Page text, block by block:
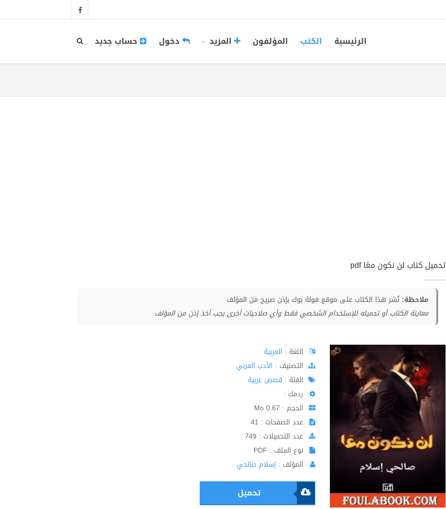
الرئيسية الكتب المؤلفون المزيد دخول حساب جديد
تحميل كتاب لن نكون معًا pdf
ملاحظة: نُشر هذا الكتاب على موقع فولة بوك بإذن صريح من المؤلف
معاينة الكتاب أو تحميله للإستخدام الشخصي فقط وأي صلاحيات أخرى يجب أخذ إذن من المؤلف
اللغة : العربية
اﻟﺘﺼﻨﻴﻒ : الأدب العربي
الفئة : قصص عربية
ردمك :
الحجم : 0.67 Mo
عدد الصفحات : 41
عدد التحميلات : 749
نوع الملف : PDF
المؤلف : إسلام صالحي
تحميل